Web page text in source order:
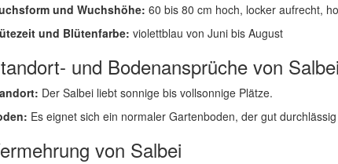
und Wuchshöhe: 60 bis 80 cm hoch, locker aufrecht,
und Blütenfarbe: violettblau von Juni bis August
und Bodenansprüche von Salbei
Der Salbei liebt sonnige bis vollsonnige Plätze.
Es eignet sich ein normaler Gartenboden, der gut
von Salbei